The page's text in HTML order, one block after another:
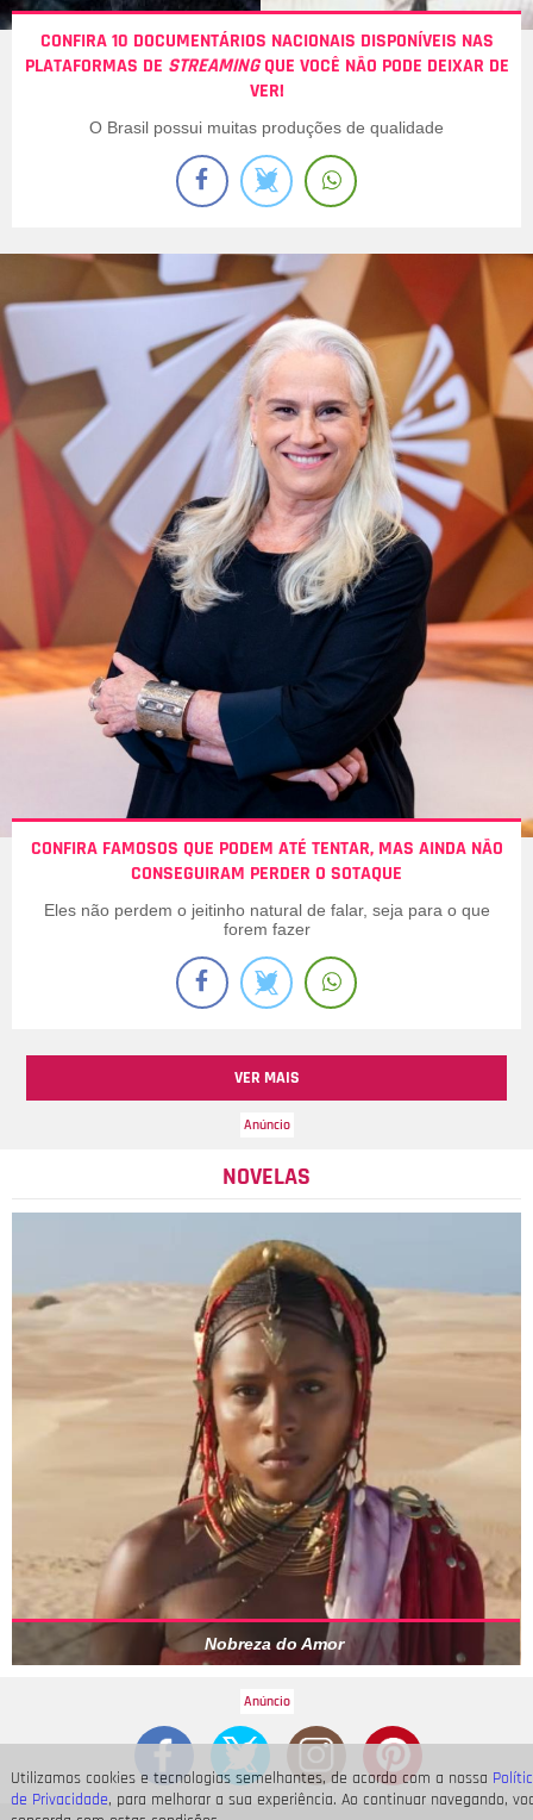
Utilizamos cookies e tecnologias semelhantes, de acordo com a nossa
de Privacidade, para melhorar a sua experiência. Ao continuar navegando,
CONFIRA 10 DOCUMENTÁRIOS NACIONAIS DISPONÍVEIS NAS
PLATAFORMAS DE STREAMINGQUE VOCÊ NÃO PODE DEIXAR DE
VER!
O Brasil possui muitas produções de qualidade
CONFIRA FAMOSOS QUE PODEM ATÉ TENTAR, MAS AINDA NÃO
CONSEGUIRAM PERDER O SOTAQUE
Eles não perdem o jeitinho natural de falar, seja para o que
forem fazer
VER MAIS
NOVELAS
Nobreza do Amor